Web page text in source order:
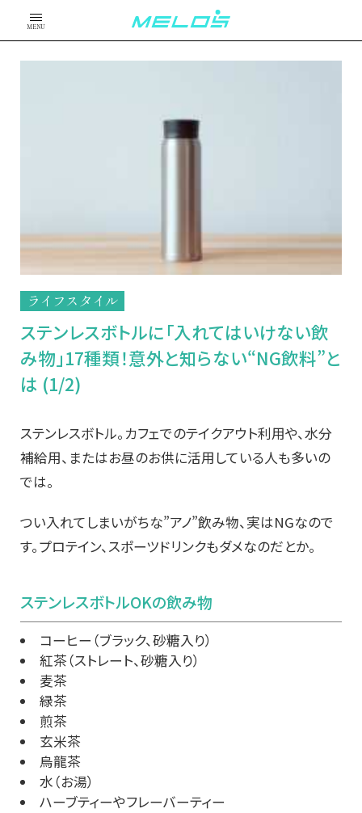
MENU
ライフスタイル
ステンレスボトルに「入れてはいけない飲
み物」17種類！意外と知らない“NG飲料”と
は (1/2)
ステンレスボトル。カフェでのテイクアウト利用や、水分
補給用、またはお昼のお供に活用している人も多いの
では。
つい入れてしまいがちな”アノ”飲み物、実はNGなので
す。プロテイン、スポーツドリンクもダメなのだとか。
ステンレスボトルOKの飲み物
コーヒー（ブラック、砂糖入り）
紅茶（ストレート、砂糖入り）
麦茶
緑茶
煎茶
玄米茶
烏龍茶
水（お湯）
ハーブティーやフレーバーティー